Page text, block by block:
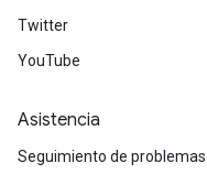
Twitter
YouTube
Asistencia
Seguimiento de problemas